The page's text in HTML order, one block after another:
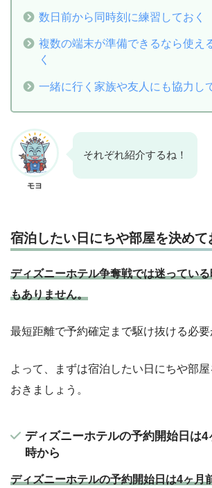
数日前から同時刻に練習しておく
複数の端末が準備できるなら使え
く
一緒に行く家族や友人にも協力し
モヨ
それぞれ紹介するね！
宿泊したい日にちや部屋を決めて
ディズニーホテル争奪戦では迷ってい
もありません。
最短距離で予約確定まで駆け抜ける必要
よって、まずは宿泊したい日にちや部
おきましょう。
ディズニーホテルの予約開始日は4
時から
ディズニーホテルの予約開始日は4ヶ月